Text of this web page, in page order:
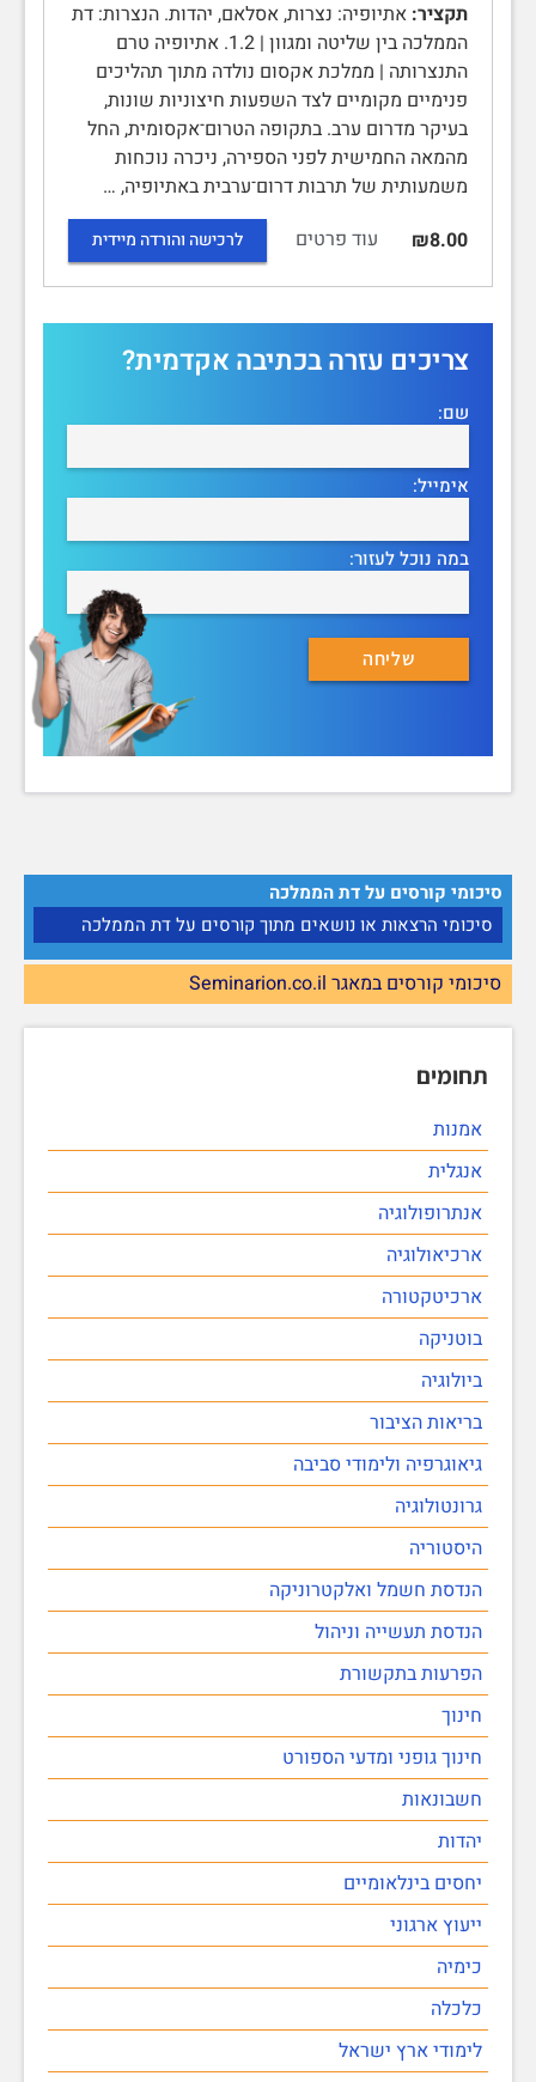
סיכומי קורסים על דת הממלכה
סיכומי הרצאות או נושאים מתוך קורסים על דת הממלכה
סיכומי קורסים במאגר Seminarion.co.il
תחומים
אמנות
אנגלית
אנתרופולוגיה
ארכיאולוגיה
ארכיטקטורה
בוטניקה
ביולוגיה
בריאות הציבור
גיאוגרפיה ולימודי סביבה
גרונטולוגיה
היסטוריה
הנדסת חשמל ואלקטרוניקה
הנדסת תעשייה וניהול
הפרעות בתקשורת
חינוך
חינוך גופני ומדעי הספורט
חשבונאות
יהדות
יחסים בינלאומיים
ייעוץ ארגוני
כימיה
כלכלה
לימודי ארץ ישראל
תקציר: אתיופיה: נצרות, אסלאם, יהדות. הנצרות: דת
הממלכה בין שליטה ומגוון | 1.2. אתיופיה טרם
התנצרותה | ממלכת אקסום נולדה מתוך תהליכים
פנימיים מקומיים לצד השפעות חיצוניות שונות,
בעיקר מדרום ערב. בתקופה הטרום־אקסומית, החל
מהמאה החמישית לפני הספירה, ניכרה נוכחות
משמעותית של תרבות דרום־ערבית באתיופיה, …
₪8.00
עוד פרטים לרכישה והורדה מיידית
צריכים עזרה בכתיבה אקדמית?
שם:
אימייל:
במה נוכל לעזור: